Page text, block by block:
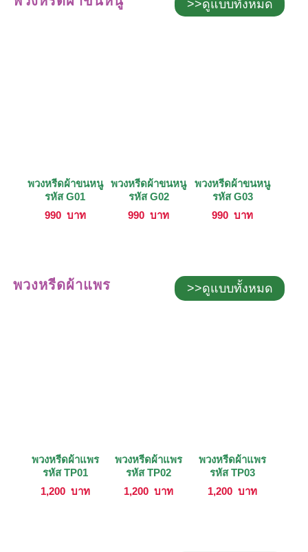
>>ดูแบบทั้งหมด
พวงหรีดผ้าขนหนู
รหัส G01
990 บาท
พวงหรีดผ้าขนหนู
รหัส G02
990 บาท
พวงหรีดผ้าขนหนู
รหัส G03
990 บาท
พวงหรีดผ้าแพร >>ดูแบบทั้งหมด
พวงหรีดผ้าแพร
รหัส TP01
1,200 บาท
พวงหรีดผ้าแพร
รหัส TP02
1,200 บาท
พวงหรีดผ้าแพร
รหัส TP03
1,200 บาท